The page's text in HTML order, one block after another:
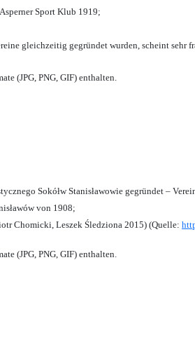
Sport Klub 1919;
gleichzeitig gegründet wurden, scheint sehr
(JPG, PNG, GIF) enthalten.
Sokółw Stanisławowie gegründet –
von 1908;
Chomicki, Leszek Śledziona 2015) (Quelle:
(JPG, PNG, GIF) enthalten.